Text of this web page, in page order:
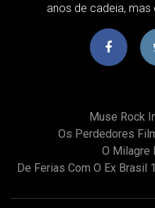
anos de cadeia, mas
Muse Rock
Os Perdedores
O Milagre
De Ferias Com O Ex Brasil